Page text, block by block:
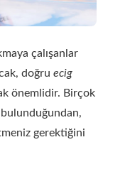
çalışanlar
doğru ecig
önemlidir. Birçok
gerektiğini